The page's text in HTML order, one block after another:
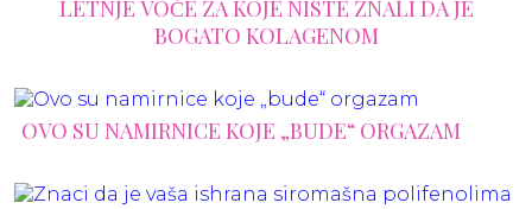
LETNJE VOĆE ZA KOJE NISTE ZNALI DA JE
BOGATO KOLAGENOM
OVO SU NAMIRNICE KOJE „BUDE“ ORGAZAM